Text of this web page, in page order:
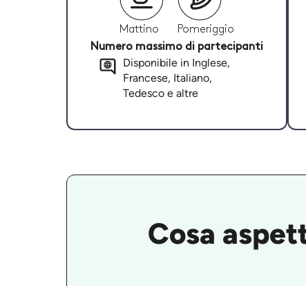
Mattino
Pomeriggio
Numero massimo di partecipanti
Disponibile in Inglese,
Francese, Italiano,
Tedesco e altre
Cosa